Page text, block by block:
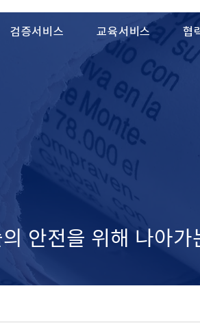
검증서비스 교육서비스 협
안전을 위해 나아가